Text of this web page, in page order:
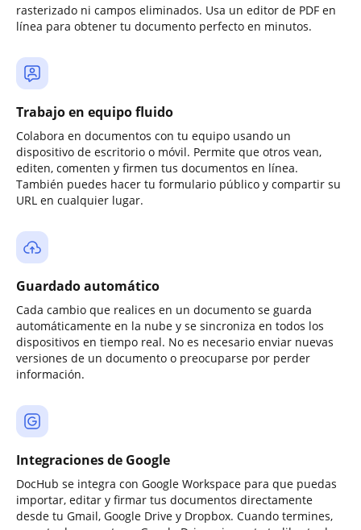
rasterizado ni campos eliminados. Usa un editor de PDF en
línea para obtener tu documento perfecto en minutos.
Trabajo en equipo fluido
Colabora en documentos con tu equipo usando un
dispositivo de escritorio o móvil. Permite que otros vean,
editen, comenten y firmen tus documentos en línea.
También puedes hacer tu formulario público y compartir su
URL en cualquier lugar.
Guardado automático
Cada cambio que realices en un documento se guarda
automáticamente en la nube y se sincroniza en todos los
dispositivos en tiempo real. No es necesario enviar nuevas
versiones de un documento o preocuparse por perder
información.
Integraciones de Google
DocHub se integra con Google Workspace para que puedas
importar, editar y firmar tus documentos directamente
desde tu Gmail, Google Drive y Dropbox. Cuando termines,